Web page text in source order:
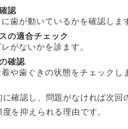
認
歯が動いているかを確認しま
の適合チェック
がないかを診ます。
確認
や歯ぐきの状態をチェックし
に確認し、問題がなければ次
を抑えられる理由です。